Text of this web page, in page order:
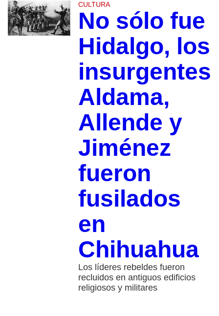
CULTURA
No sólo fue
Hidalgo, los
insurgentes
Aldama,
Allende y
Jiménez
fueron
fusilados
en
Chihuahua
Los líderes rebeldes fueron
recluidos en antiguos edificios
religiosos y militares